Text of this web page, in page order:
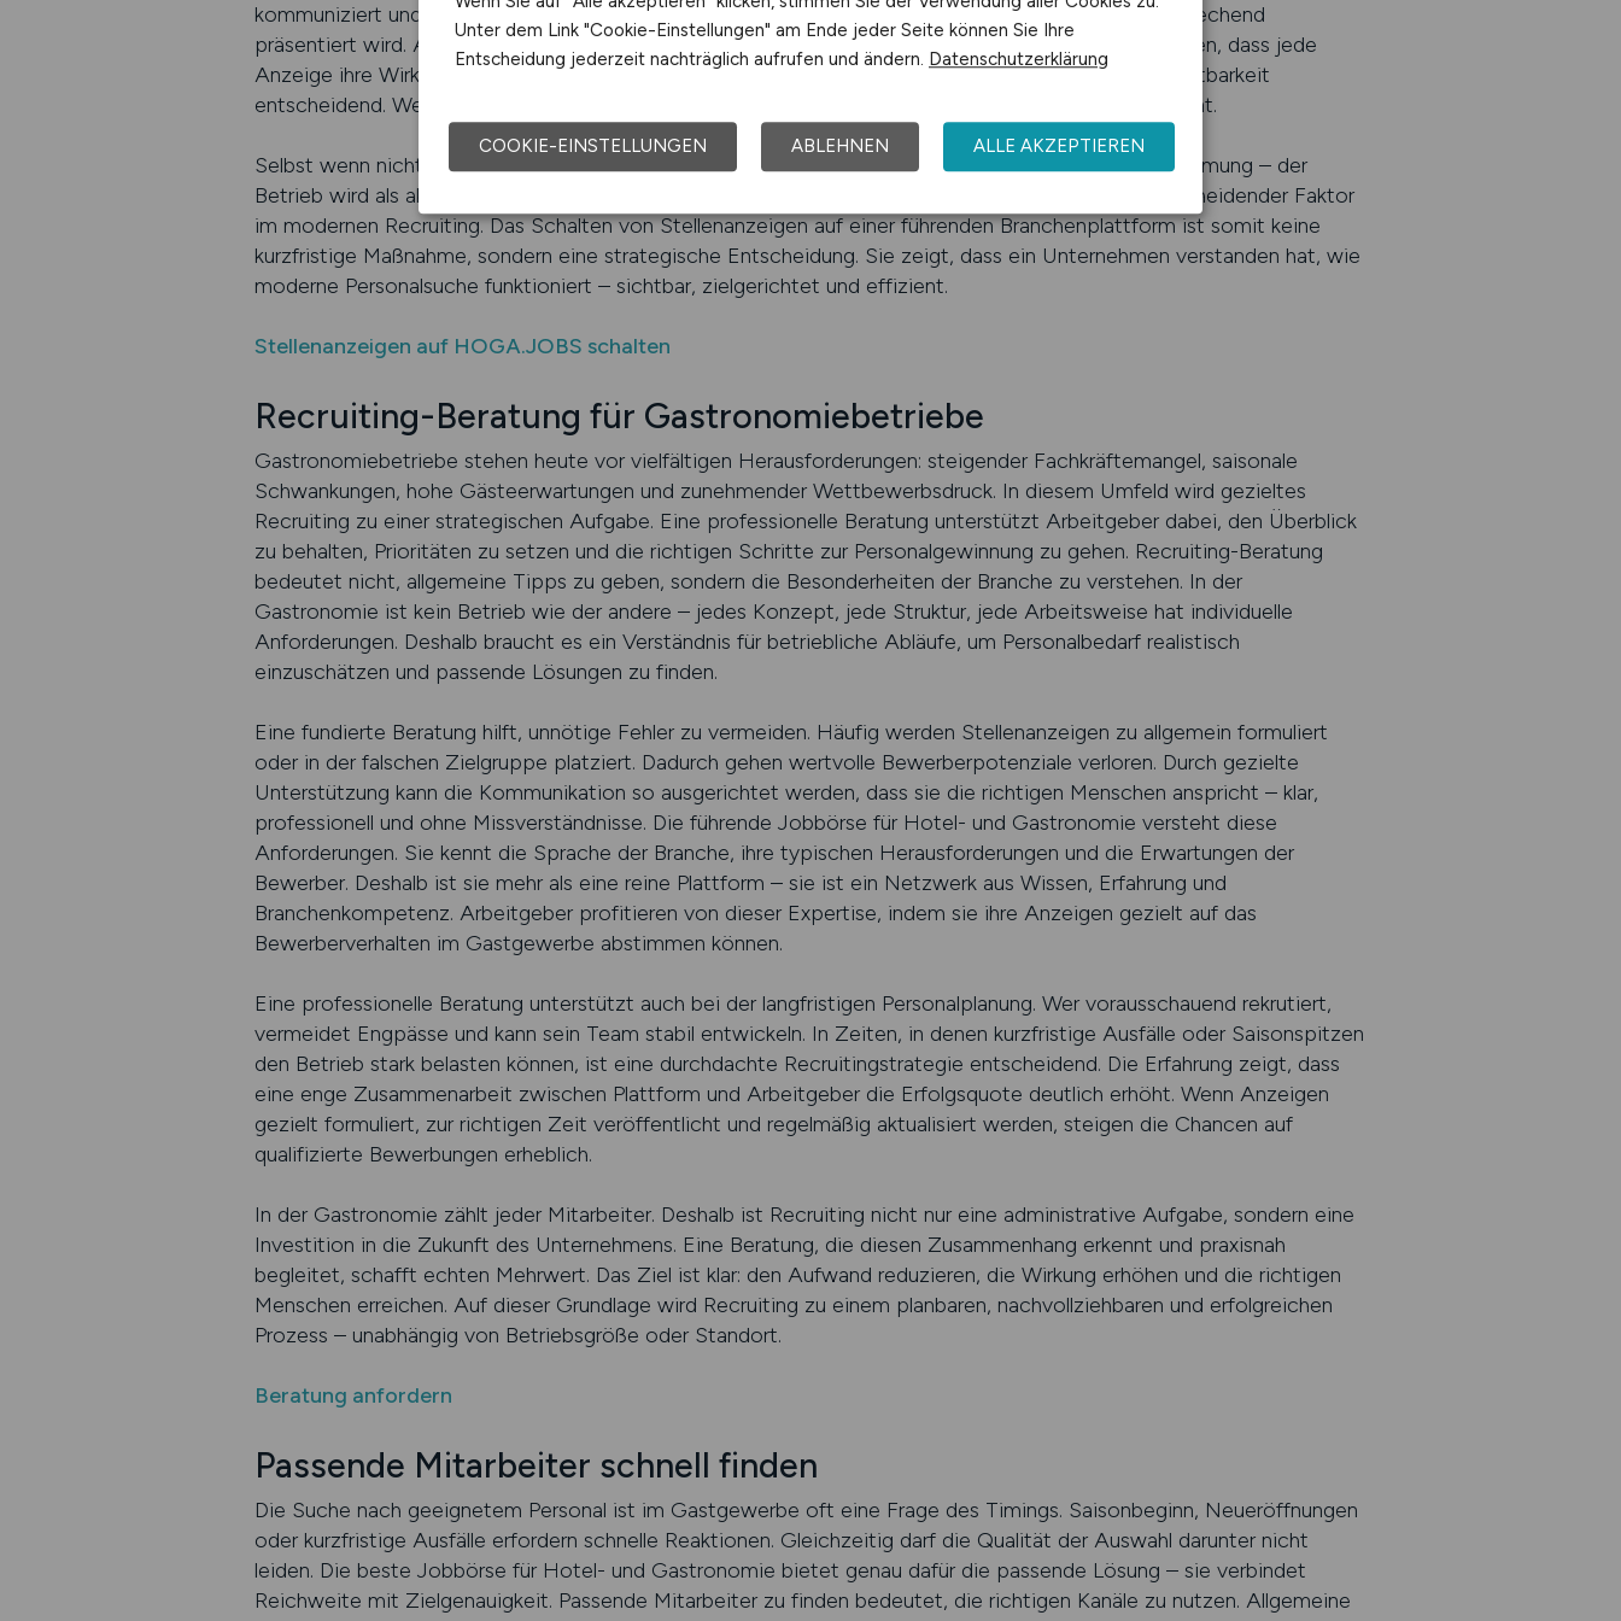
kommuniziert und handelt. Deshalb ist es wichtig, dass sie professionell formuliert und optisch ansprechend
präsentiert wird. Auf HOGA.JOBS werden diese Standards konsequent umgesetzt, um sicherzustellen, dass jede
Anzeige ihre Wirkung entfaltet. Gerade im hart umkämpften Arbeitsmarkt ist die kontinuierliche Sichtbarkeit
entscheidend. Wer regelmäßig Stellen veröffentlicht, bleibt in der Wahrnehmung der Bewerber präsent.
Selbst wenn nicht sofort eine passende Bewerbung eingeht, entsteht über Zeit eine Markenwahrnehmung – der
Betrieb wird als aktiver, stabiler Arbeitgeber wahrgenommen. Diese langfristige Präsenz ist ein entscheidender Faktor
im modernen Recruiting. Das Schalten von Stellenanzeigen auf einer führenden Branchenplattform ist somit keine
kurzfristige Maßnahme, sondern eine strategische Entscheidung. Sie zeigt, dass ein Unternehmen verstanden hat, wie
moderne Personalsuche funktioniert – sichtbar, zielgerichtet und effizient.
Stellenanzeigen auf HOGA.JOBS schalten
Recruiting-Beratung für Gastronomiebetriebe
Gastronomiebetriebe stehen heute vor vielfältigen Herausforderungen: steigender Fachkräftemangel, saisonale
Schwankungen, hohe Gästeerwartungen und zunehmender Wettbewerbsdruck. In diesem Umfeld wird gezieltes
Recruiting zu einer strategischen Aufgabe. Eine professionelle Beratung unterstützt Arbeitgeber dabei, den Überblick
zu behalten, Prioritäten zu setzen und die richtigen Schritte zur Personalgewinnung zu gehen. Recruiting-Beratung
bedeutet nicht, allgemeine Tipps zu geben, sondern die Besonderheiten der Branche zu verstehen. In der
Gastronomie ist kein Betrieb wie der andere – jedes Konzept, jede Struktur, jede Arbeitsweise hat individuelle
Anforderungen. Deshalb braucht es ein Verständnis für betriebliche Abläufe, um Personalbedarf realistisch
einzuschätzen und passende Lösungen zu finden.
Eine fundierte Beratung hilft, unnötige Fehler zu vermeiden. Häufig werden Stellenanzeigen zu allgemein formuliert
oder in der falschen Zielgruppe platziert. Dadurch gehen wertvolle Bewerberpotenziale verloren. Durch gezielte
Unterstützung kann die Kommunikation so ausgerichtet werden, dass sie die richtigen Menschen anspricht – klar,
professionell und ohne Missverständnisse. Die führende Jobbörse für Hotel- und Gastronomie versteht diese
Anforderungen. Sie kennt die Sprache der Branche, ihre typischen Herausforderungen und die Erwartungen der
Bewerber. Deshalb ist sie mehr als eine reine Plattform – sie ist ein Netzwerk aus Wissen, Erfahrung und
Branchenkompetenz. Arbeitgeber profitieren von dieser Expertise, indem sie ihre Anzeigen gezielt auf das
Bewerberverhalten im Gastgewerbe abstimmen können.
Eine professionelle Beratung unterstützt auch bei der langfristigen Personalplanung. Wer vorausschauend rekrutiert,
vermeidet Engpässe und kann sein Team stabil entwickeln. In Zeiten, in denen kurzfristige Ausfälle oder Saisonspitzen
den Betrieb stark belasten können, ist eine durchdachte Recruitingstrategie entscheidend. Die Erfahrung zeigt, dass
eine enge Zusammenarbeit zwischen Plattform und Arbeitgeber die Erfolgsquote deutlich erhöht. Wenn Anzeigen
gezielt formuliert, zur richtigen Zeit veröffentlicht und regelmäßig aktualisiert werden, steigen die Chancen auf
qualifizierte Bewerbungen erheblich.
In der Gastronomie zählt jeder Mitarbeiter. Deshalb ist Recruiting nicht nur eine administrative Aufgabe, sondern eine
Investition in die Zukunft des Unternehmens. Eine Beratung, die diesen Zusammenhang erkennt und praxisnah
begleitet, schafft echten Mehrwert. Das Ziel ist klar: den Aufwand reduzieren, die Wirkung erhöhen und die richtigen
Menschen erreichen. Auf dieser Grundlage wird Recruiting zu einem planbaren, nachvollziehbaren und erfolgreichen
Prozess – unabhängig von Betriebsgröße oder Standort.
Beratung anfordern
Passende Mitarbeiter schnell finden
Die Suche nach geeignetem Personal ist im Gastgewerbe oft eine Frage des Timings. Saisonbeginn, Neueröffnungen
oder kurzfristige Ausfälle erfordern schnelle Reaktionen. Gleichzeitig darf die Qualität der Auswahl darunter nicht
leiden. Die beste Jobbörse für Hotel- und Gastronomie bietet genau dafür die passende Lösung – sie verbindet
Reichweite mit Zielgenauigkeit. Passende Mitarbeiter zu finden bedeutet, die richtigen Kanäle zu nutzen. Allgemeine
Unter dem Link "Cookie-Einstellungen" am Ende jeder Seite können Sie Ihre
Entscheidung jederzeit nachträglich aufrufen und ändern. Datenschutzerklärung
COOKIE-EINSTELLUNGEN ABLEHNEN ALLE AKZEPTIEREN